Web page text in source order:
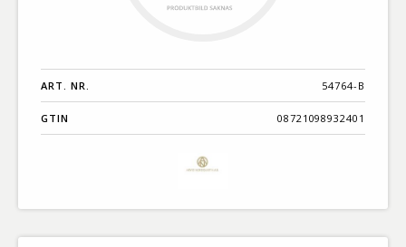
ART. NR. 54764-B
GTIN 08721098932401